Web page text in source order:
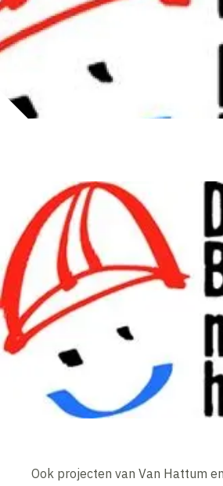
Ook projecten van Van Hattum